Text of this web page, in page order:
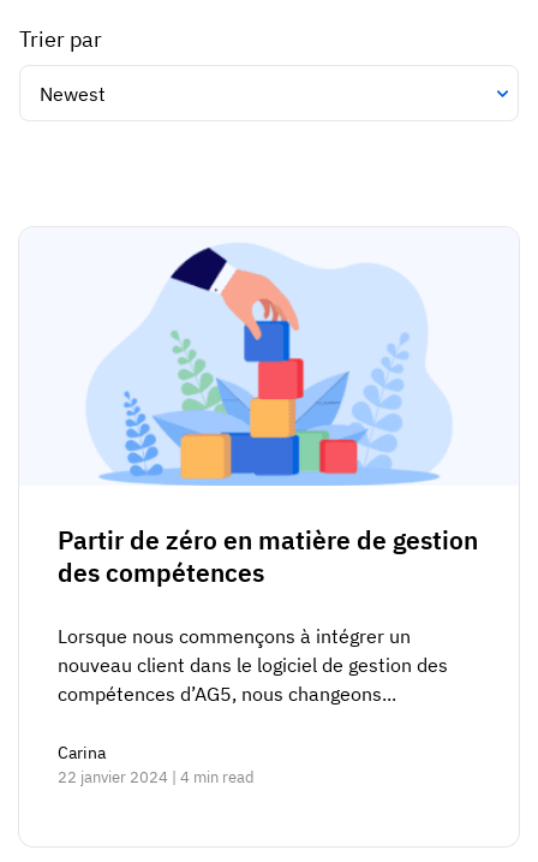
Trier par
Partir de zéro en matière de gestion
des compétences
Lorsque nous commençons à intégrer un
nouveau client dans le logiciel de gestion des
compétences d’AG5, nous changeons...
Carina
22 janvier 2024 | 4 min read